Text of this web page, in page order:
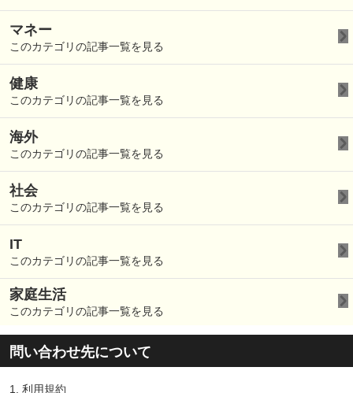
マネー
このカテゴリの記事一覧を見る
健康
このカテゴリの記事一覧を見る
海外
このカテゴリの記事一覧を見る
社会
このカテゴリの記事一覧を見る
IT
このカテゴリの記事一覧を見る
家庭生活
このカテゴリの記事一覧を見る
問い合わせ先について
1. 利用規約